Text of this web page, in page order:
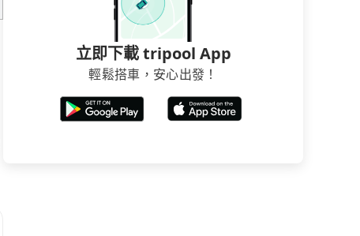
立即下載 tripool App
輕鬆搭車，安心出發！